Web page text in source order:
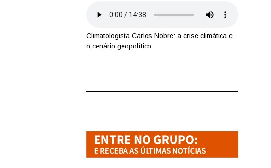
Climatologista Carlos Nobre: a crise climática e
o cenário geopolítico